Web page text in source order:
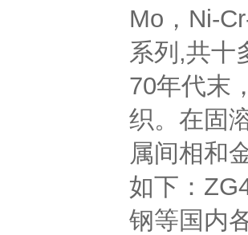
Mo，Ni-
系列,共十
70年代末
织。在固
属间相和
如下：
钢等国内